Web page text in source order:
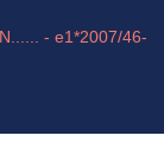
- e1*2007/46-